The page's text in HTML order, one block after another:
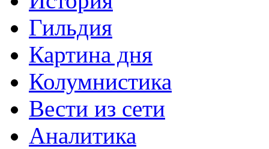
Гильдия
Картина дня
Колумнистика
Вести из сети
Аналитика